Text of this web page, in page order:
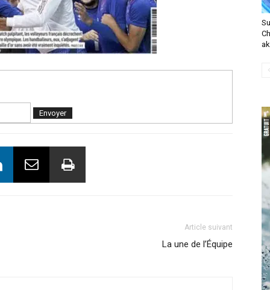
Article suivant
La une de l’Équipe